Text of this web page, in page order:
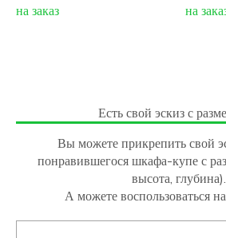
на заказ на
Есть свой эскиз с
Вы можете прикрепить свой
понравившегося шкафа-купе с
высота, глубина).
А можете воспользоваться